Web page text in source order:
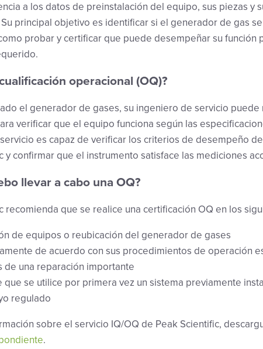
a los datos de preinstalación del equipo, sus piezas y
principal objetivo es identificar si el generador de gas
probar y certificar que puede desempeñar su función
operacional (OQ)?
el generador de gases, su ingeniero de servicio puede
verificar que el equipo funciona según las
es capaz de verificar los criterios de desempeño
y confirmar que el instrumento satisface las mediciones
llevar a cabo una OQ?
recomienda que se realice una certificación OQ en los
de equipos o reubicación del generador de gases
de acuerdo con sus procedimientos de operación
de una reparación importante
que se utilice por primera vez un sistema previamente
regulado
sobre el servicio IQ/OQ de Peak Scientific,
.